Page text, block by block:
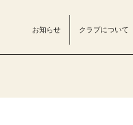
お知らせ クラブについて